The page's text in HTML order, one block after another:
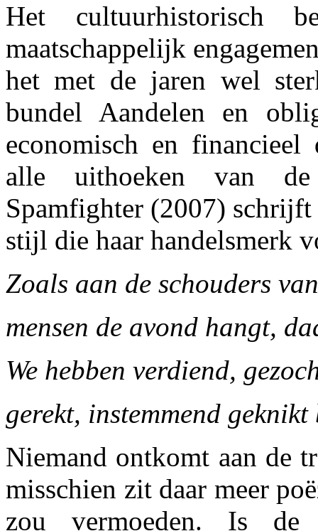
Het cultuurhistorisch
maatschappelijk
het met de jaren wel
bundel Aandelen en
economisch en
alle uithoeken van de
Spamfighter (2007)
stijl die haar handelsmerk
Zoals aan de schouders
mensen de avond hangt,
We hebben verdiend,
gerekt, instemmend
Niemand ontkomt aan de
misschien zit daar meer
zou vermoeden. Is